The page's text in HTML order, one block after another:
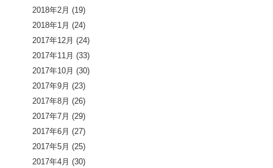
2018年2月 (19)
2018年1月 (24)
2017年12月 (24)
2017年11月 (33)
2017年10月 (30)
2017年9月 (23)
2017年8月 (26)
2017年7月 (29)
2017年6月 (27)
2017年5月 (25)
2017年4月 (30)